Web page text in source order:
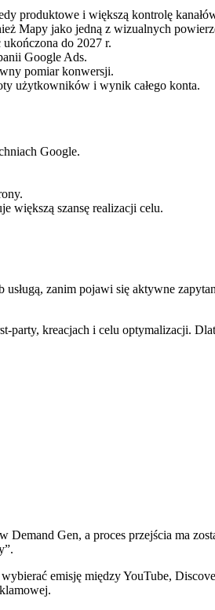
produktowe i większą kontrolę
Mapy jako jedną z wizualnych
do 2027 r.
Google Ads.
pomiar konwersji.
użytkowników i wynik całego konta.
Google.
większą szansę realizacji celu.
usługą, zanim pojawi się aktywne
party, kreacjach i celu optymalizacji.
Gen, a proces przejścia ma
emisję między YouTube,